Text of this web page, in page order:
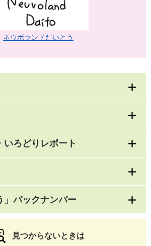
ネウボランドだいとう
いろどりレポート
」バックナンバー
見つからないときは